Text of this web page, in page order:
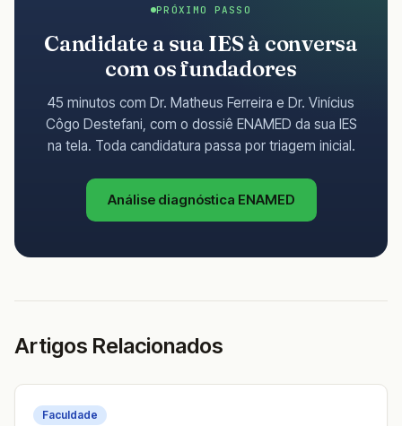
PRÓXIMO PASSO
Candidate a sua IES à conversa
com os fundadores
45 minutos com Dr. Matheus Ferreira e Dr. Vinícius
Côgo Destefani, com o dossiê ENAMED da sua IES
na tela. Toda candidatura passa por triagem inicial.
Análise diagnóstica ENAMED
Artigos Relacionados
Faculdade